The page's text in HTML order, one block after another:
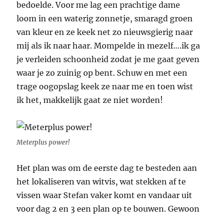
bedoelde. Voor me lag een prachtige dame
loom in een waterig zonnetje, smaragd groen
van kleur en ze keek net zo nieuwsgierig naar
mij als ik naar haar. Mompelde in mezelf….ik ga
je verleiden schoonheid zodat je me gaat geven
waar je zo zuinig op bent. Schuw en met een
trage oogopslag keek ze naar me en toen wist
ik het, makkelijk gaat ze niet worden!
Meterplus power!
Het plan was om de eerste dag te besteden aan
het lokaliseren van witvis, wat stekken af te
vissen waar Stefan vaker komt en vandaar uit
voor dag 2 en 3 een plan op te bouwen. Gewoon